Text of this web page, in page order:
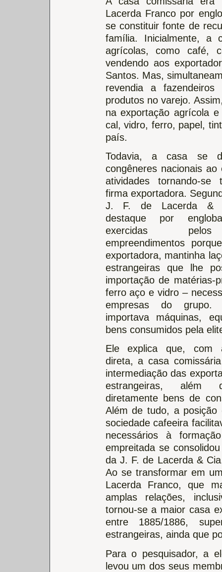
Lacerda Franco por
se constituir fonte de
família. Inicialmente, a
agrícolas, como café,
vendendo aos
Santos. Mas,
revendia a
produtos no varejo.
na exportação agrícola
cal, vidro, ferro, papel,
país.
Todavia, a casa se
congêneres nacionais ao
atividades tornando-se
firma exportadora.
J. F. de Lacerda &
destaque por
exercidas
empreendimentos
exportadora, mantinha
estrangeiras que lhe
importação de matérias-
ferro aço e vidro –
empresas do grupo.
importava máquinas,
bens consumidos pela
Ele explica que, com
direta, a casa
intermediação das
estrangeiras, além
diretamente bens de
Além de tudo, a
sociedade cafeeira
necessários à
empreitada se
da J. F. de Lacerda &
Ao se transformar em
Lacerda Franco, que
amplas relações,
tornou-se a maior casa
entre 1885/1886,
estrangeiras, ainda que
Para o pesquisador, a
levou um dos seus